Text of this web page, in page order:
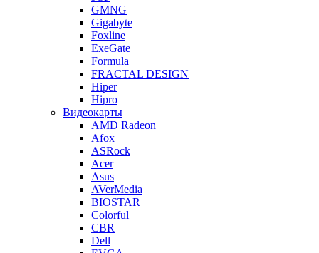
GMNG
Gigabyte
Foxline
ExeGate
Formula
FRACTAL DESIGN
Hiper
Hipro
Видеокарты
AMD Radeon
Afox
ASRock
Acer
Asus
AVerMedia
BIOSTAR
Colorful
CBR
Dell